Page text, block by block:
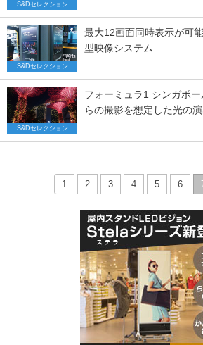
S&Dセレクション
S&Dセレクション
最大12画面同時表示が可
型映像システム
S&Dセレクション
フォーミュラ1 シンガポ
らの撮影を想定した光の
1 2 3 4 5 6